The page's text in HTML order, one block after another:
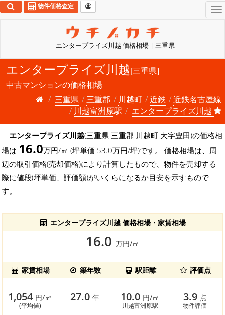
エンタープライズ川越 価格相場 | 三重県
物件価格査定
エンタープライズ川越[三重県]
中古マンションの価格相場
三重県
三重郡 川越町 近鉄
近鉄名古屋線
川越富洲原駅
エンタープライズ川越
エンタープライズ川越(三重県 三重郡 川越町 大字豊田)の価格相
場は 16.0万円/㎡ (坪単価 53.0万円/坪)です。 価格相場は、周
辺の取引価格(売却価格)により計算したもので、物件を売却する
際に値段(坪単価、評価額)がいくらになるか目安を示すもので
す。
エンタープライズ川越 価格相場・家賃相場
16.0 万円/㎡
家賃相場 築年数 駅距離 評価点
1,054 円/㎡
(平均値)
27.0年 10.0 円/㎡
川越富洲原駅
3.9 点
物件評価